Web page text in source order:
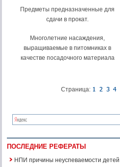
Предметы предназначенные для
сдачи в прокат.
Многолетние насаждения,
выращиваемые в питомниках в
качестве посадочного материала
Страница:
ПОСЛЕДНИЕ РЕФЕРАТЫ
НПИ причины неуспеваемости